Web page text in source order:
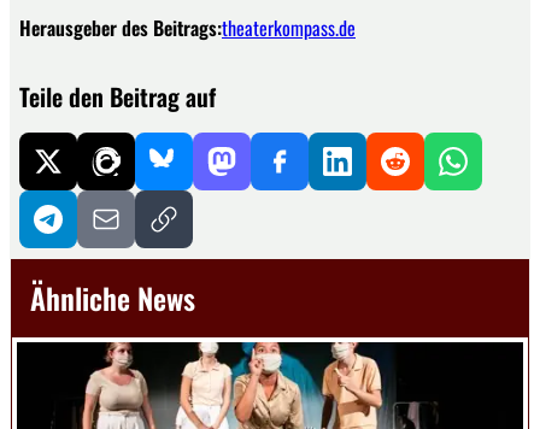
Herausgeber des Beitrags:theaterkompass.de
Teile den Beitrag auf
Ähnliche News